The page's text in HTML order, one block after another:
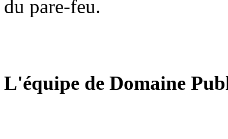
du pare-feu.
L'équipe de Domaine